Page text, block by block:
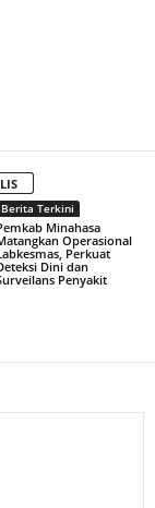
Berita Terkini
Minahasa
Operasional
Perkuat
Dini dan
Penyakit